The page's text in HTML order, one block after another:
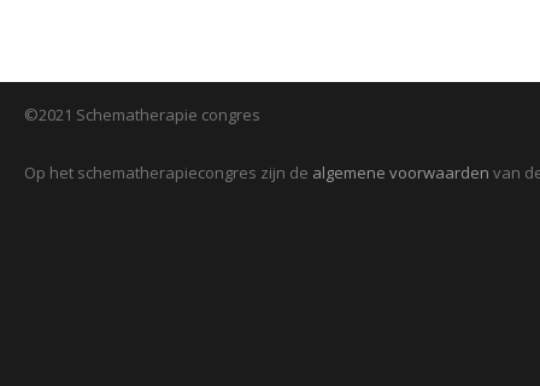
©2021 Schematherapie congres
Op het schematherapiecongres zijn de algemene voorwaarden van